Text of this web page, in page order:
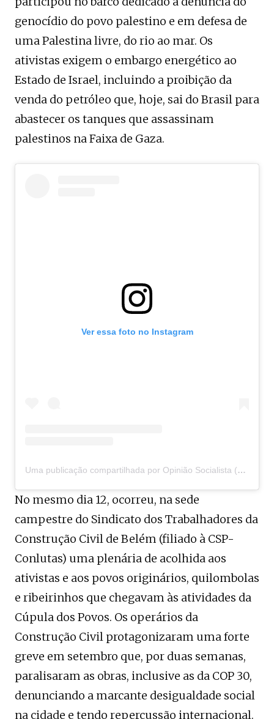
genocídio do povo palestino e em defesa de
uma Palestina livre, do rio ao mar. Os
ativistas exigem o embargo energético ao
Estado de Israel, incluindo a proibição da
venda do petróleo que, hoje, sai do Brasil para
abastecer os tanques que assassinam
palestinos na Faixa de Gaza.
Ver essa foto no Instagram
Uma publicação compartilhada por Opinião Socialista (@opiniaosocialista)
No mesmo dia 12, ocorreu, na sede
campestre do Sindicato dos Trabalhadores da
Construção Civil de Belém (filiado à CSP-
Conlutas) uma plenária de acolhida aos
ativistas e aos povos originários, quilombolas
e ribeirinhos que chegavam às atividades da
Cúpula dos Povos. Os operários da
Construção Civil protagonizaram uma forte
greve em setembro que, por duas semanas,
paralisaram as obras, inclusive as da COP 30,
denunciando a marcante desigualdade social
na cidade e tendo repercussão internacional.